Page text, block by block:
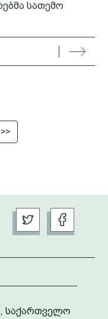
სათემო
>>
საქართველო